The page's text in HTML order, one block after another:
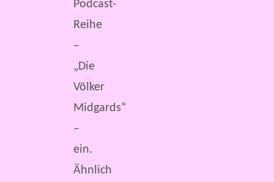
Podcast-
Reihe
–
„Die
Völker
Midgards“
–
ein.
Ähnlich